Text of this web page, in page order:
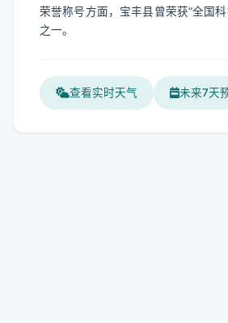
荣誉称号方面，宝丰县曾荣获“全国
之一。
查看实时天气 未来7天